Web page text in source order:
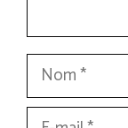
Nom